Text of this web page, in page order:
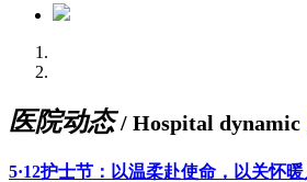
医院动态 / Hospital dynamic
5·12护士节：以温柔赴使命，以关怀